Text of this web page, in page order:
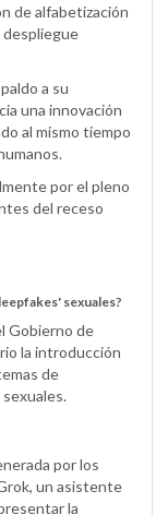
de alfabetización
despliegue
a su
una innovación
al mismo tiempo
por el pleno
del receso
sexuales?
Gobierno de
la introducción
de
por los
un asistente
la